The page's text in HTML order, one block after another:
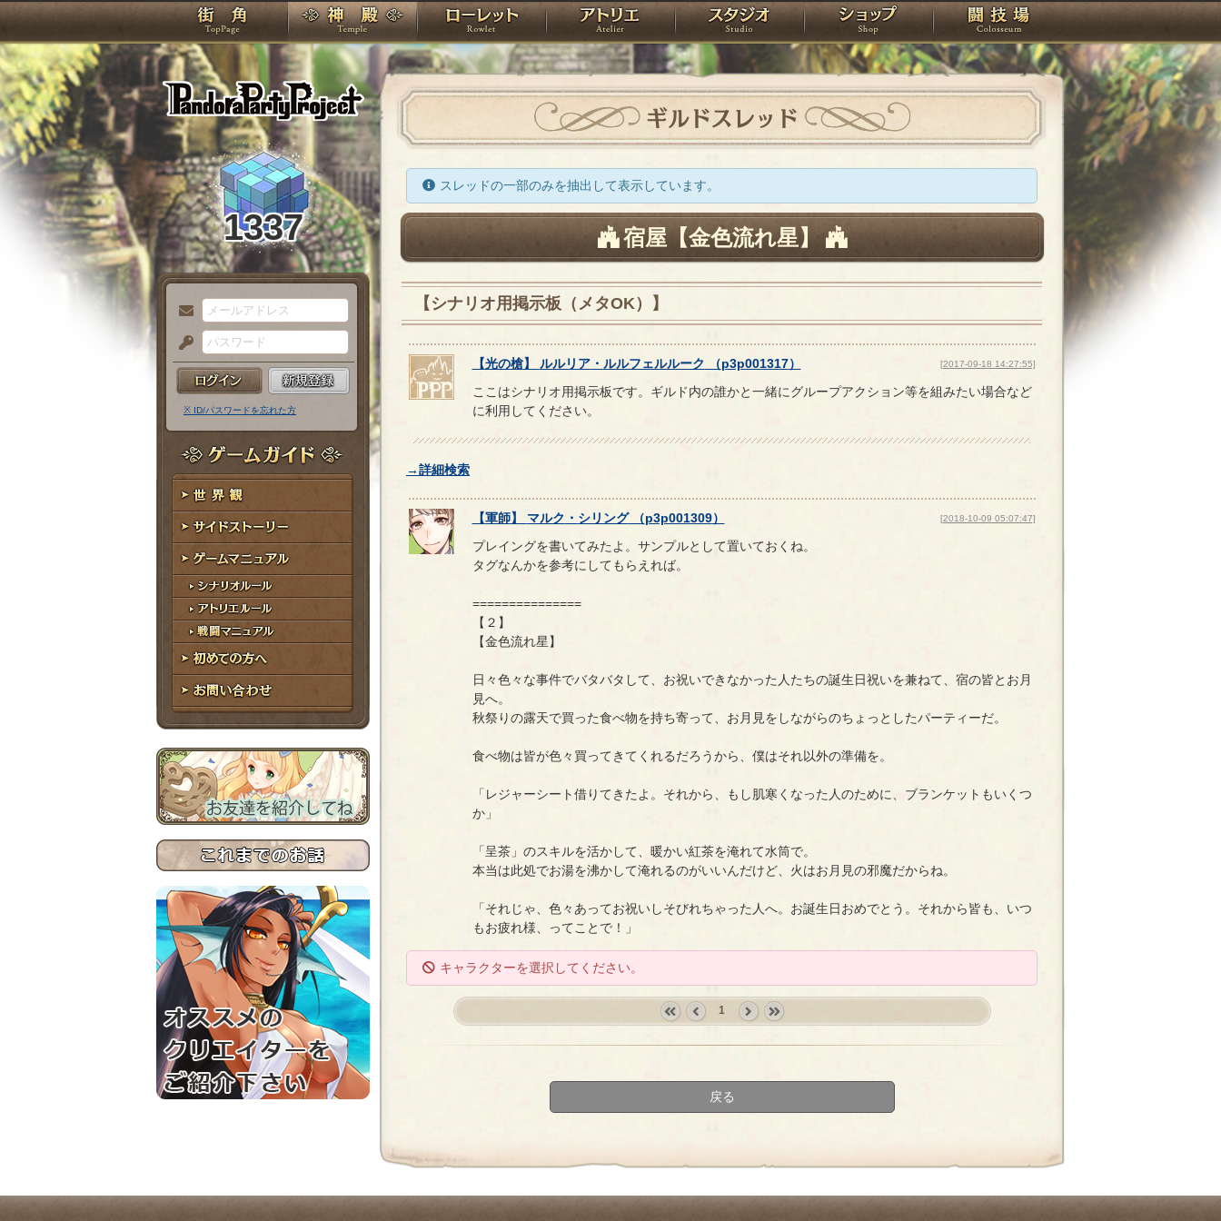
PandoraPartyProject
TOP 神殿 ローレット アトリエ スタジオ ショップ 闘技場
1337
メ
ー
ル
ア
ド
レ
ス
パ
ス
ー
ド
※ ID/パスワードを忘れた方
ゲームガイド
世界観
サイドストーリー
ゲームマニュアル
シナリオルール
アトリエルール
戦闘マニュアル
初めての方へ
お問い合わせ
ギルドスレッド
スレッドの一部のみを抽出して表示しています。
宿屋【金色流れ星】
【シナリオ用掲示板（メタOK）】
【光の槍】 ルルリア・ ルルフェルルーク （p3p001317） [2017-09-18 14:27:55]
ここはシナリオ用掲示板です。ギルド内の誰かと一緒にグループアクション等を組みたい場合など
に利用してください。
→詳細検索
【軍師】 マルク ・ シリング（p3p001309） [2018-10-09 05:07:47]
プレイングを書いてみたよ。サンプルとして置いておくね。
タグなんかを参考にしてもらえれば。
===============
【２】
【金色流れ星】
日々色々な事件でバタバタして、お祝いできなかった人たちの誕生日祝いを兼ねて、宿の皆とお月
見へ。
秋祭りの露天で買った食べ物を持ち寄って、お月見をしながらのちょっとしたパーティーだ。
食べ物は皆が色々買ってきてくれるだろうから、僕はそれ以外の準備を。
「レジャーシート借りてきたよ。それから、もし肌寒くなった人のために、ブランケットもいくつ
か」
「呈茶」のスキルを活かして、暖かい紅茶を淹れて水筒で。
本当は此処でお湯を沸かして淹れるのがいいんだけど、火はお月見の邪魔だからね。
「それじゃ、色々あってお祝いしそびれちゃった人へ。お誕生日おめでとう。それから皆も、いつ
もお疲れ様、ってことで！」
キャラクターを選択してください。
1
戻る